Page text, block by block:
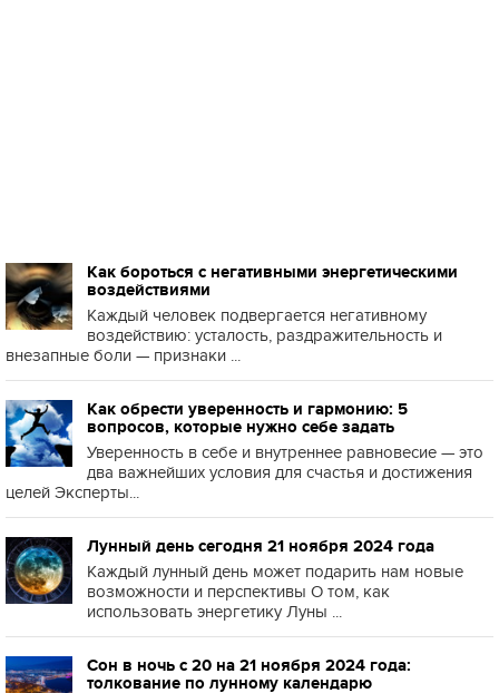
Как бороться с негативными энергетическими
воздействиями
Каждый человек подвергается негативному
воздействию: усталость, раздражительность и
внезапные боли — признаки ...
Как обрести уверенность и гармонию: 5
вопросов, которые нужно себе задать
Уверенность в себе и внутреннее равновесие — это
два важнейших условия для счастья и достижения
целей Эксперты...
Лунный день сегодня 21 ноября 2024 года
Каждый лунный день может подарить нам новые
возможности и перспективы О том, как
использовать энергетику Луны ...
Сон в ночь с 20 на 21 ноября 2024 года:
толкование по лунному календарю